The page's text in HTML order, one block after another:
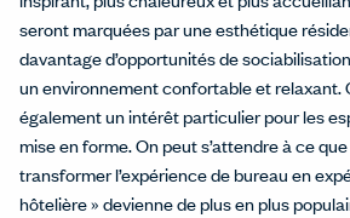
seront marquées par une esthétique
davantage d’opportunités de
un environnement confortable et relaxant.
également un intérêt particulier pour les
mise en forme. On peut s’attendre à ce
transformer l’expérience de bureau en
hôtelière » devienne de plus en plus